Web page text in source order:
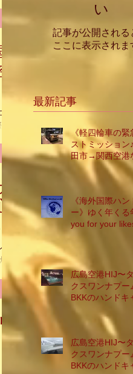
あ
怖
の
い
記事が公開される
ここに表示されま
最新記事
《軽四輪車の緊
ストミッション
田市→関西空港
仕事納め
《海外国際ハン
ー》ゆく年くる
you for your
広島空港HIJ〜
クスワンナプー
BKKのハンドキ
広島空港HIJ〜
クスワンナプー
BKKのハンドキ